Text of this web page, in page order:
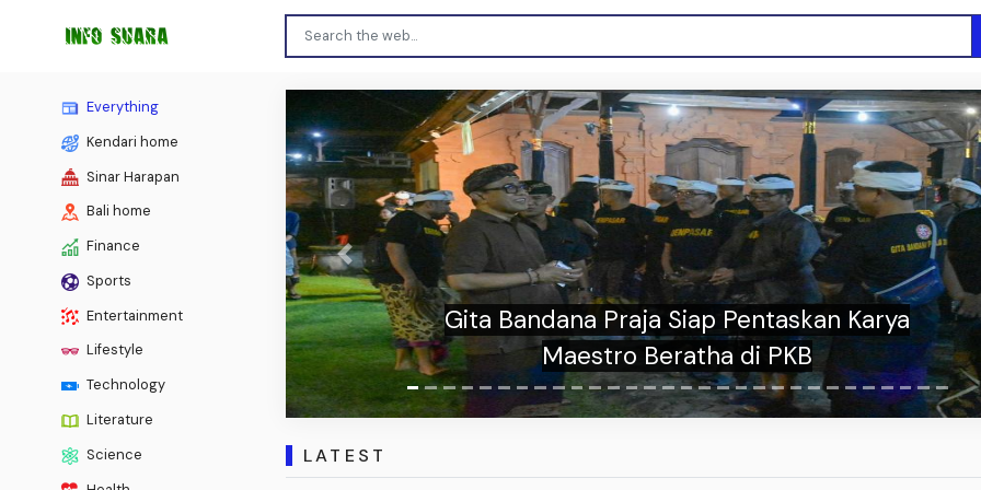
Everything
Kendari home
Sinar Harapan
Bali home
Finance
Sports
Entertainment
Lifestyle
Technology
Literature
Science
Perkuat Kemitraan Media, Penmas Humas Polda
Bali Kunjungi “Bali Tribune”
Previous
LATEST